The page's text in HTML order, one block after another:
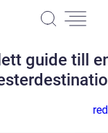
guide till